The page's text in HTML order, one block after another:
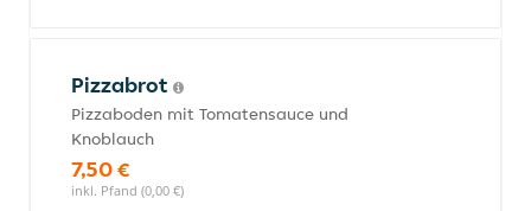
Pizzabrot
Pizzaboden mit Tomatensauce und
Knoblauch
7,50 €
inkl. Pfand (0,00 €)